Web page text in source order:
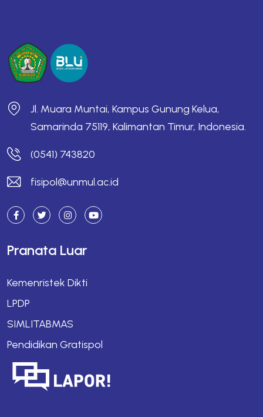
Jl. Muara Muntai, Kampus Gunung Kelua,
Samarinda 75119, Kalimantan Timur, Indonesia.
(0541) 743820
fisipol@unmul.ac.id
Pranata Luar
Kemenristek Dikti
LPDP
SIMLITABMAS
Pendidikan Gratispol